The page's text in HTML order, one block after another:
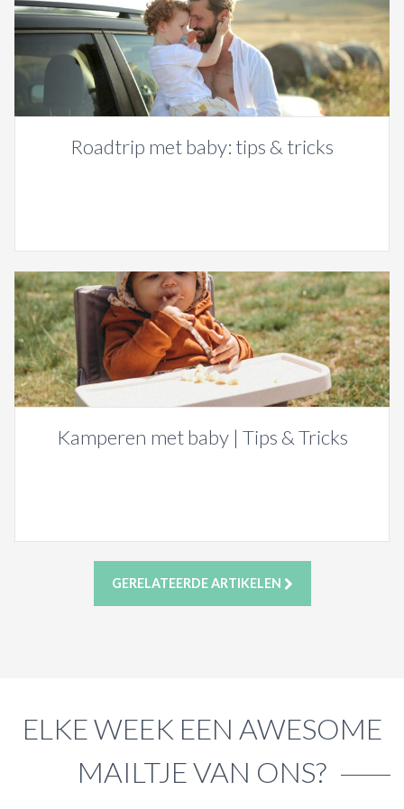
Roadtrip met baby: tips & tricks
Kamperen met baby | Tips & Tricks
GERELATEERDE ARTIKELEN
ELKE WEEK EEN AWESOME
MAILTJE VAN ONS?